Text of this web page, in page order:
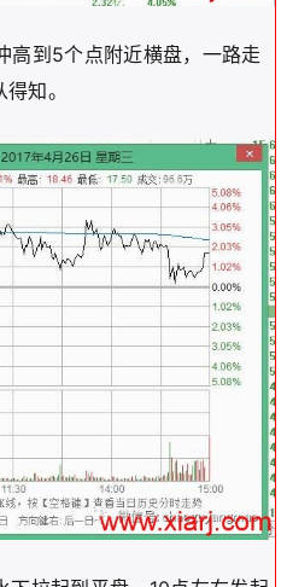
高到5个点附近横盘，一路走
知。